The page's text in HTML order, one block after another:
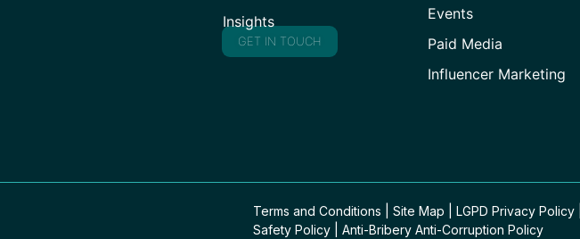
Insights
GET IN TOUCH
Events
Paid Media
Influencer Marketing
Terms and Conditions Site Map LGPD Privacy Policy|
Safety Policy| Anti-Bribery Anti-Corruption Policy